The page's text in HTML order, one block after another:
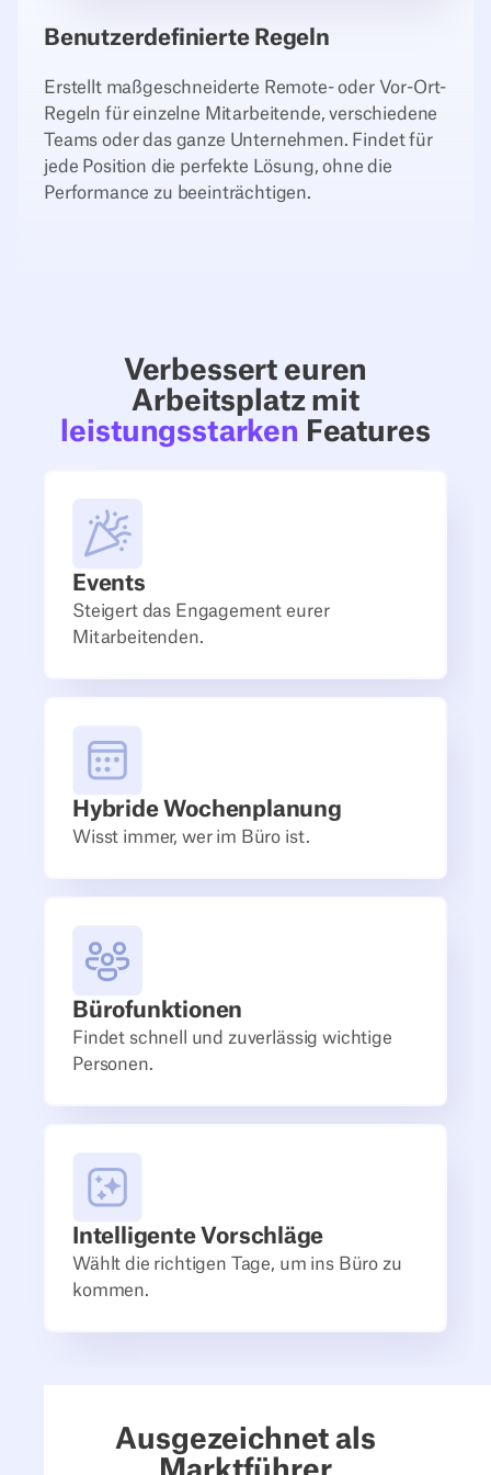
zu verbessern und
die
Zusammenarbeit
am Arbeitsplatz zu
fördern.
Benutzerdefinierte Regeln
Erstellt maßgeschneiderte Remote- oder Vor-Ort-
Regeln für einzelne Mitarbeitende, verschiedene
Teams oder das ganze Unternehmen. Findet für
jede Position die perfekte Lösung, ohne die
Performance zu beeinträchtigen.
Verbessert euren
Arbeitsplatz mit
leistungsstarken Features
Events
Steigert das Engagement eurer
Mitarbeitenden.
Hybride Wochenplanung
Wisst immer, wer im Büro ist.
Bürofunktionen
Findet schnell und zuverlässig wichtige
Personen.
Intelligente Vorschläge
Wählt die richtigen Tage, um ins Büro zu
kommen.
Ausgezeichnet als